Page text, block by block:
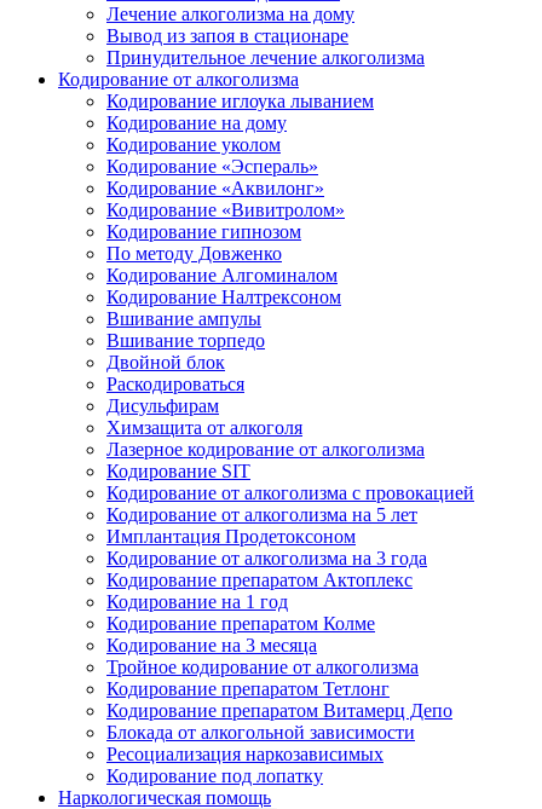
Лечение алкоголизма на дому
Вывод из запоя в стационаре
Принудительное лечение алкоголизма
Кодирование от алкоголизма
Кодирование иглоука лыванием
Кодирование на дому
Кодирование уколом
Кодирование «Эспераль»
Кодирование «Аквилонг»
Кодирование «Вивитролом»
Кодирование гипнозом
По методу Довженко
Кодирование Алгоминалом
Кодирование Налтрексоном
Вшивание ампулы
Вшивание торпедо
Двойной блок
Раскодироваться
Дисульфирам
Химзащита от алкоголя
Лазерное кодирование от алкоголизма
Кодирование SIT
Кодирование от алкоголизма с провокацией
Кодирование от алкоголизма на 5 лет
Имплантация Продетоксоном
Кодирование от алкоголизма на 3 года
Кодирование препаратом Актоплекс
Кодирование на 1 год
Кодирование препаратом Колме
Кодирование на 3 месяца
Тройное кодирование от алкоголизма
Кодирование препаратом Тетлонг
Кодирование препаратом Витамерц Депо
Блокада от алкогольной зависимости
Ресоциализация наркозависимых
Кодирование под лопатку
Наркологическая помощь